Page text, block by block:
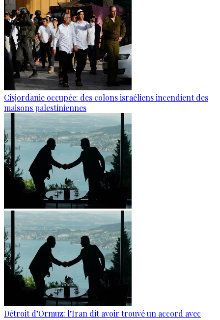
Cisjordanie occupée: des colons israéliens incendient des
maisons palestiniennes
Détroit d’Ormuz: l’Iran dit avoir trouvé un accord avec